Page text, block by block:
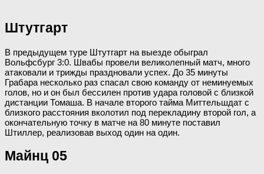
Штутгарт
В предыдущем туре Штутгарт на выезде обыграл
Вольфсбург 3:0. Швабы провели великолепный матч, много
атаковали и трижды праздновали успех. До 35 минуты
Грабара несколько раз спасал свою команду от неминуемых
голов, но и он был бессилен против удара головой с близкой
дистанции Томаша. В начале второго тайма Миттельшдат с
близкого расстояния вколотил под перекладину второй гол, а
окончательную точку в матче на 80 минуте поставил
Штиллер, реализовав выход один на один.
Майнц 05